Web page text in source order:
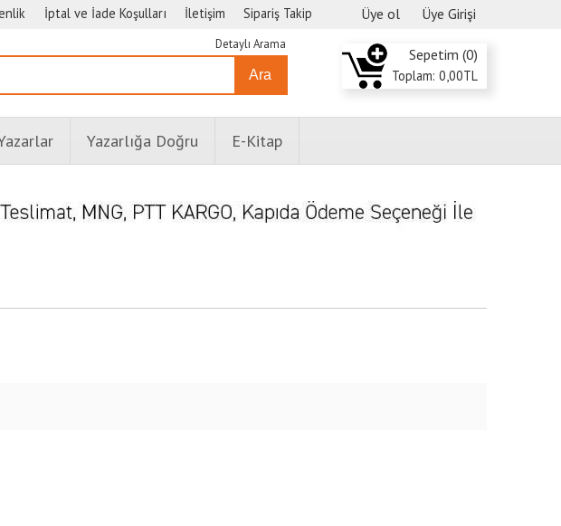
Üye ol Üye Girişi
İptal ve İade Koşulları İletişim Sipariş Takip
Ara
Detaylı Arama
Sepetim (0)
Toplam: 0,00TL
Yazarlığa Doğru E-Kitap